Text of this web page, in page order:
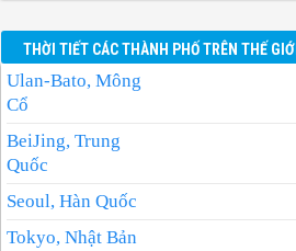
THỜI TIẾT CÁC THÀNH PHỐ TRÊN THẾ GIỚI
Ulan-Bato, Mông
Cổ
BeiJing, Trung
Quốc
Seoul, Hàn Quốc
Tokyo, Nhật Bản